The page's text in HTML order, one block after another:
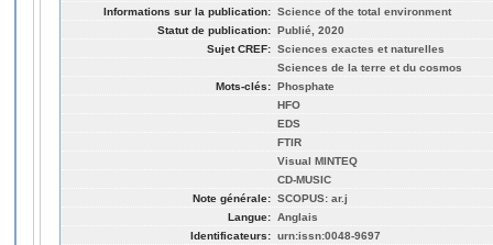
Informations sur la publication: Science of the total environment
Statut de publication: Publié, 2020
Sujet CREF: Sciences exactes et naturelles
Sciences de la terre et du cosmos
Mots-clés: Phosphate
HFO
EDS
FTIR
Visual MINTEQ
CD-MUSIC
Note générale: SCOPUS: ar.j
Langue: Anglais
Identificateurs: urn:issn:0048-9697